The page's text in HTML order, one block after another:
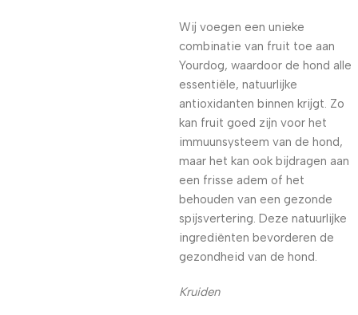
Wij voegen een unieke
combinatie van fruit toe aan
Yourdog, waardoor de hond alle
essentiële, natuurlijke
antioxidanten binnen krijgt. Zo
kan fruit goed zijn voor het
immuunsysteem van de hond,
maar het kan ook bijdragen aan
een frisse adem of het
behouden van een gezonde
spijsvertering. Deze natuurlijke
ingrediënten bevorderen de
gezondheid van de hond.
Kruiden